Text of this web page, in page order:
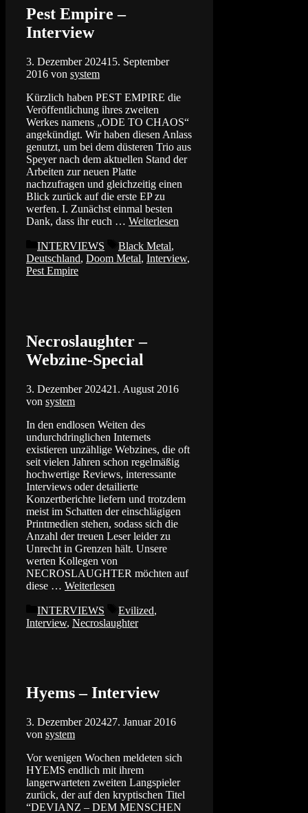
Pest Empire –
Interview
3. Dezember 202415. September
2016 von system
Kürzlich haben PEST EMPIRE die
Veröffentlichung ihres zweiten
Werkes namens „ODE TO CHAOS“
angekündigt. Wir haben diesen Anlass
genutzt, um bei dem düsteren Trio aus
Speyer nach dem aktuellen Stand der
Arbeiten zur neuen Platte
nachzufragen und gleichzeitig einen
Blick zurück auf die erste EP zu
werfen. I. Zunächst einmal besten
Dank, dass ihr euch … Weiterlesen
Kategorien
INTERVIEWS Schlagwörter
Black Metal,
Deutschland, Doom Metal, Interview,
Pest Empire
Necroslaughter –
Webzine-Special
3. Dezember 202421. August 2016
von system
In den endlosen Weiten des
undurchdringlichen Internets
existieren unzählige Webzines, die oft
seit vielen Jahren schon regelmäßig
hochwertige Reviews, interessante
Interviews oder detailierte
Konzertberichte liefern und trotzdem
meist im Schatten der einschlägigen
Printmedien stehen, sodass sich die
Anzahl der treuen Leser leider zu
Unrecht in Grenzen hält. Unsere
werten Kollegen von
NECROSLAUGHTER möchten auf
diese … Weiterlesen
Kategorien
INTERVIEWS Schlagwörter
Evilized,
Interview, Necroslaughter
Hyems – Interview
3. Dezember 202427. Januar 2016
von system
Vor wenigen Wochen meldeten sich
HYEMS endlich mit ihrem
langerwarteten zweiten Langspieler
zurück, der auf den kryptischen Titel
“DEVIANZ – DEM MENSCHEN